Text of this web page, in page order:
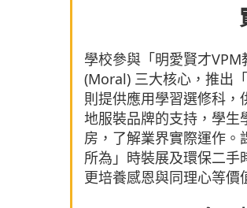
學校參與「明愛賢才
(Moral) 三大核心，推出
則提供應用學習選修科
地服裝品牌的支持，學
房，了解業界實際運作
所為」時裝展及環保二手
更培養感恩與同理心等價